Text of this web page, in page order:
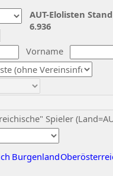
Vorname
Spieler
Burgenland
AUT-Elolisten
6.936